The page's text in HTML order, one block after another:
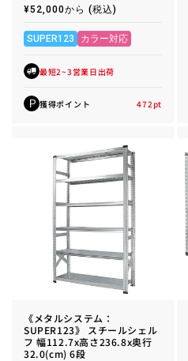
通
価
格
¥52,000から (税込)
SUPER123 カラー対応
最短2~3営業日出荷
P 獲得ポイント 472pt
《メタルシステム：
SUPER123》 スチールシェル
フ 幅112.7x高さ236.8x奥行
32.0(cm) 6段